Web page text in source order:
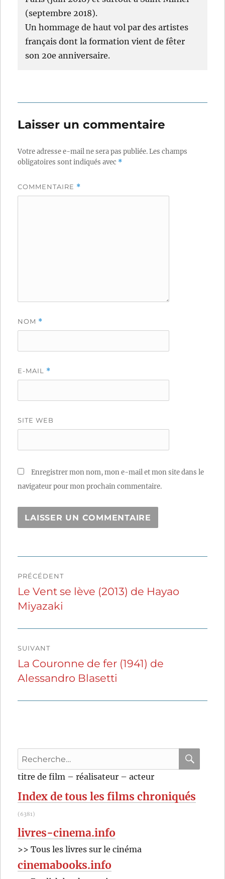
(septembre 2018).
Un hommage de haut vol par des artistes
français dont la formation vient de fêter
son 20e anniversaire.
Laisser un commentaire
Votre adresse e-mail ne sera pas publiée.Les champs
obligatoires sont indiqués avec *
COMMENTAIRE *
NOM *
E-MAIL *
SITE WEB
Enregistrer mon nom, mon e-mail et mon site dans le
navigateur pour mon prochain commentaire.
de
l’article
PRÉCÉDENT
Publication
précédente :
Le Vent se lève (2013) de Hayao
Miyazaki
SUIVANT
Publication
suivante :
La Couronne de fer (1941) de
Alessandro Blasetti
Recherche
pour
titre de film – réalisateur – acteur
Index de tous les films chroniqués
(6381)
livres-cinema.info
>> Tous les livres sur le cinéma
cinemabooks.info